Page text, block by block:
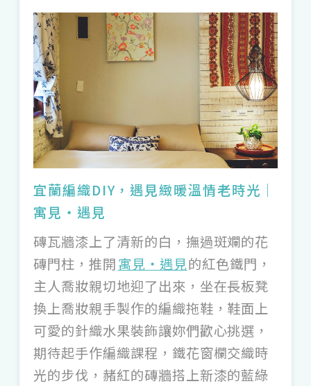
走；台東「
一粒工作室 - iliworkshop」則
是發揚阿美族的月桃編織用品，無論是純色
提籃、草帽的月桃香，或是結合繽紛圖騰與
現代美學的手提包，更開設DIY課程讓妳動
手編織旅行記憶，如沐徐徐春風。
宜蘭編織DIY，遇見緻暖溫情老時光｜
寓見・遇見
磚瓦牆漆上了清新的白，撫過斑斕的花
磚門柱，推開寓見・遇見的紅色鐵門，
主人喬妝親切地迎了出來，坐在長板凳
換上喬妝親手製作的編織拖鞋，鞋面上
可愛的針織水果裝飾讓妳們歡心挑選，
期待起手作編織課程，鐵花窗欄交織時
光的步伐，赭紅的磚牆搭上新漆的藍綠